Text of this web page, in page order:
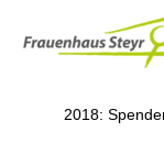
Inhalt
springen
2018: